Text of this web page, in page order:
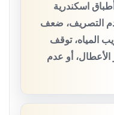
اسكندرية
التصريف، ضعف
المياه، توقف
الأعطال، أو عدم